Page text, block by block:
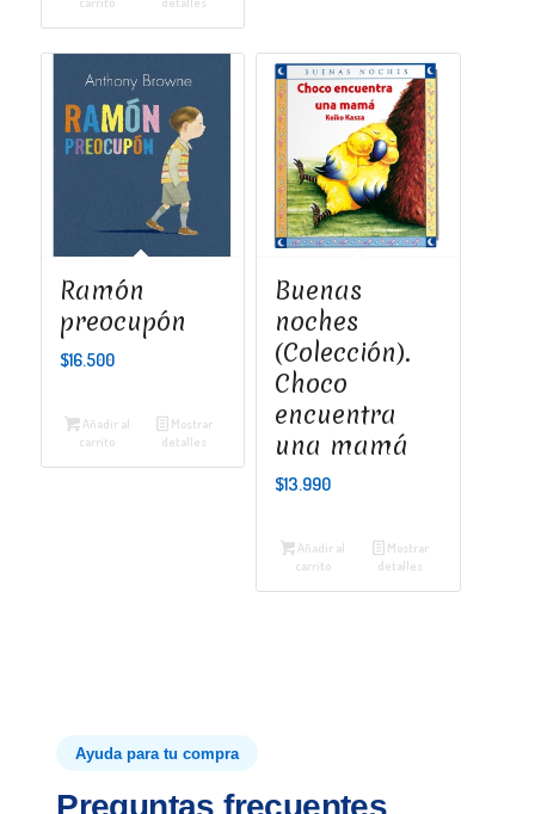
Ramón
preocupón
$16.500
Añadir al
carrito
Mostrar
detalles
Buenas
noches
(Colección).
Choco
encuentra
una mamá
$13.990
Añadir al
carrito
Mostrar
detalles
Ayuda para tu compra
Preguntas frecuentes